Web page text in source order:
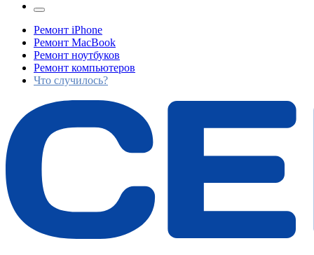
Ремонт iPhone
Ремонт MacBook
Ремонт ноутбуков
Ремонт компьютеров
Что случилось?